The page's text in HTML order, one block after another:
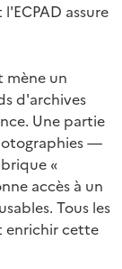
assure
mène un
d'archives
Une partie
—
«
accès à un
Tous les
enrichir cette